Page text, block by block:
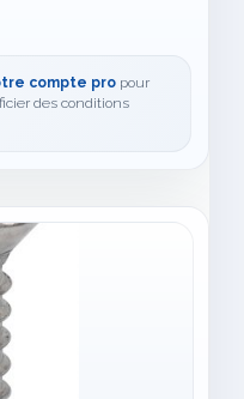
compte pro pour
des conditions